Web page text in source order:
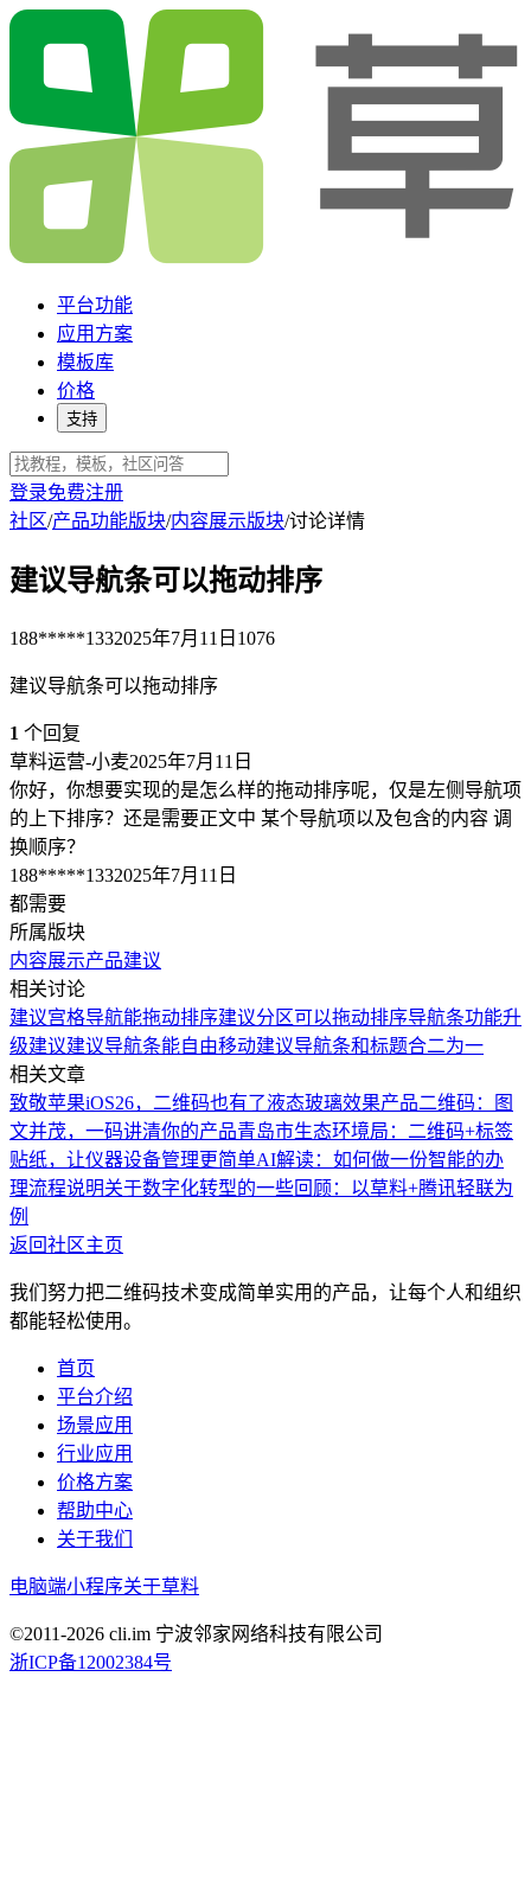
平台功能
应用方案
模板库
价格
支持
登录免费注册
社区/产品功能版块/内容展示版块/讨论详情
建议导航条可以拖动排序
188*****1332025年7月11日 1076
建议导航条可以拖动排序
1 个回复
草料运营-小麦2025年7月11日
你好，你想要实现的是怎么样的拖动排序呢，仅是左侧导航项
的上下排序？还是需要正文中 某个导航项以及包含的内容 调
换顺序？
188*****1332025年7月11日
都需要
所属版块
内容展示产品建议
相关讨论
建议宫格导航能拖动排序建议分区可以拖动排序导航条功能升
级建议建议导航条能自由移动建议导航条和标题合二为一
相关文章
致敬苹果iOS26，二维码也有了液态玻璃效果产品二维码：图
文并茂，一码讲清你的产品青岛市生态环境局：二维码+标签
贴纸，让仪器设备管理更简单AI解读：如何做一份智能的办
理流程说明关于数字化转型的一些回顾：以草料+腾讯轻联为
例
返回社区主页
我们努力把二维码技术变成简单实用的产品，让每个人和组织
都能轻松使用。
首页
平台介绍
场景应用
行业应用
价格方案
帮助中心
关于我们
电脑端小程序关于草料
©2011-2026 cli.im 宁波邻家网络科技有限公司
浙ICP备12002384号